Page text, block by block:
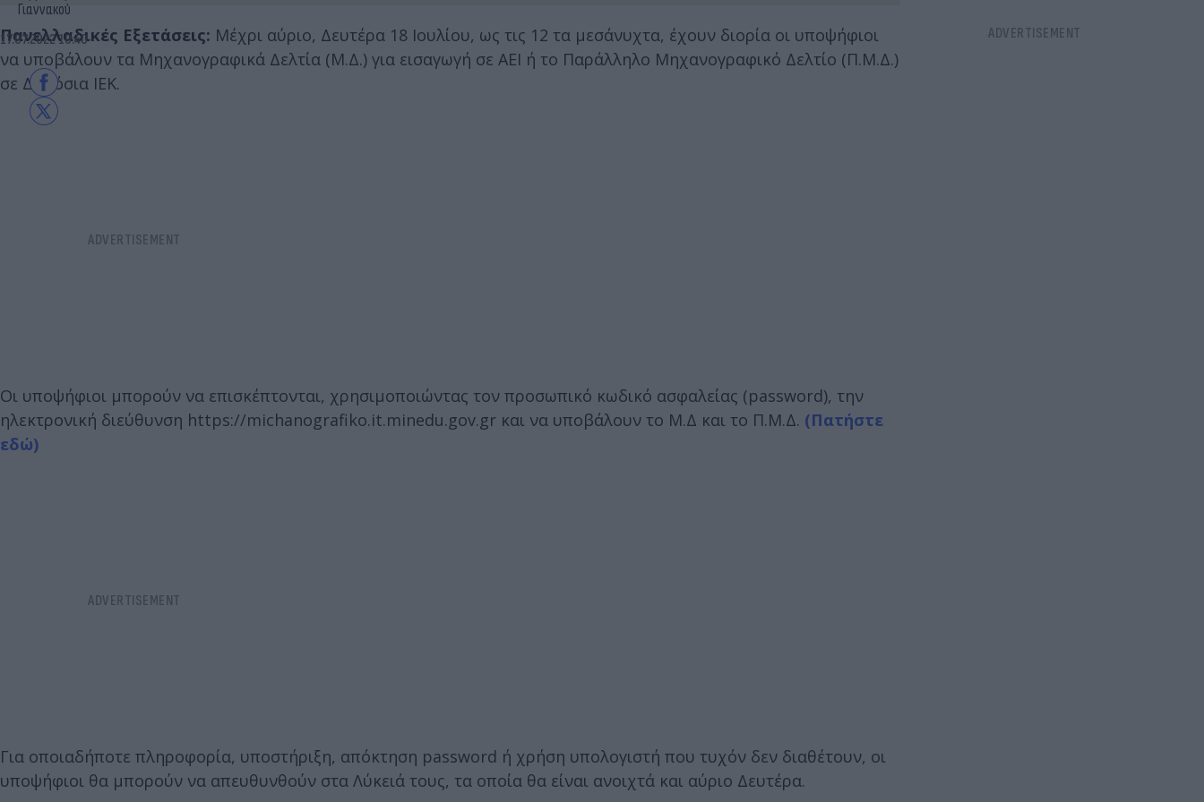
Γιαννακού
17.07.2022 10:40
Πανελλαδικές Εξετάσεις: Μέχρι αύριο, Δευτέρα 18 Ιουλίου, ως τις 12 τα μεσάνυχτα, έχουν διορία οι υποψήφιοι
να υποβάλουν τα Μηχανογραφικά Δελτία (Μ.Δ.) για εισαγωγή σε ΑΕΙ ή το Παράλληλο Μηχανογραφικό Δελτίο (Π.Μ.Δ.)
σε Δημόσια ΙΕΚ.
Οι υποψήφιοι μπορούν να επισκέπτονται, χρησιμοποιώντας τον προσωπικό κωδικό ασφαλείας (password), την
ηλεκτρονική διεύθυνση https://michanografiko.it.minedu.gov.gr και να υποβάλουν το Μ.Δ και το Π.Μ.Δ. (Πατήστε
εδώ)
Για οποιαδήποτε πληροφορία, υποστήριξη, απόκτηση password ή χρήση υπολογιστή που τυχόν δεν διαθέτουν, οι
υποψήφιοι θα μπορούν να απευθυνθούν στα Λύκειά τους, τα οποία θα είναι ανοιχτά και αύριο Δευτέρα.